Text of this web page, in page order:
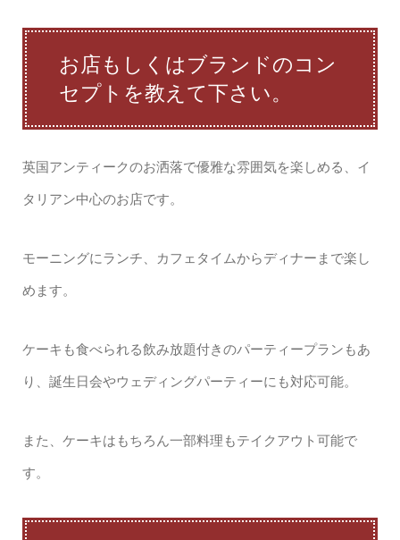
お店もしくはブランドのコン
セプトを教えて下さい。
英国アンティークのお洒落で優雅な雰囲気を楽しめる、イ
タリアン中心のお店です。
モーニングにランチ、カフェタイムからディナーまで楽し
めます。
ケーキも食べられる飲み放題付きのパーティープランもあ
り、誕生日会やウェディングパーティーにも対応可能。
また、ケーキはもちろん一部料理もテイクアウト可能で
す。